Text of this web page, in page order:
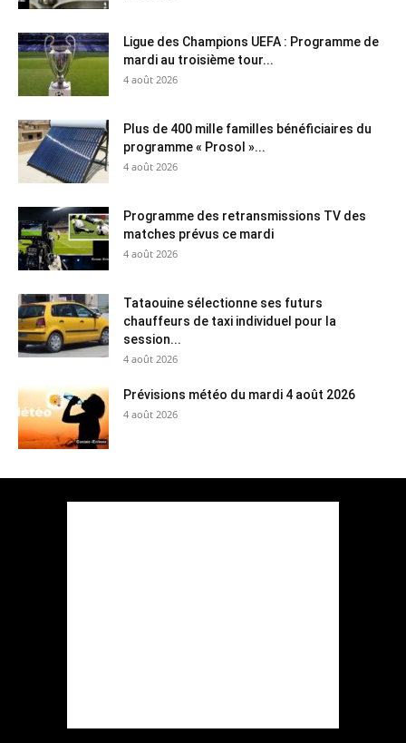
Ligue des Champions UEFA : Programme de
mardi au troisième tour...
4 août 2026
Plus de 400 mille familles bénéficiaires du
programme « Prosol »...
4 août 2026
Programme des retransmissions TV des
matches prévus ce mardi
4 août 2026
Tataouine sélectionne ses futurs
chauffeurs de taxi individuel pour la
session...
4 août 2026
Prévisions météo du mardi 4 août 2026
4 août 2026